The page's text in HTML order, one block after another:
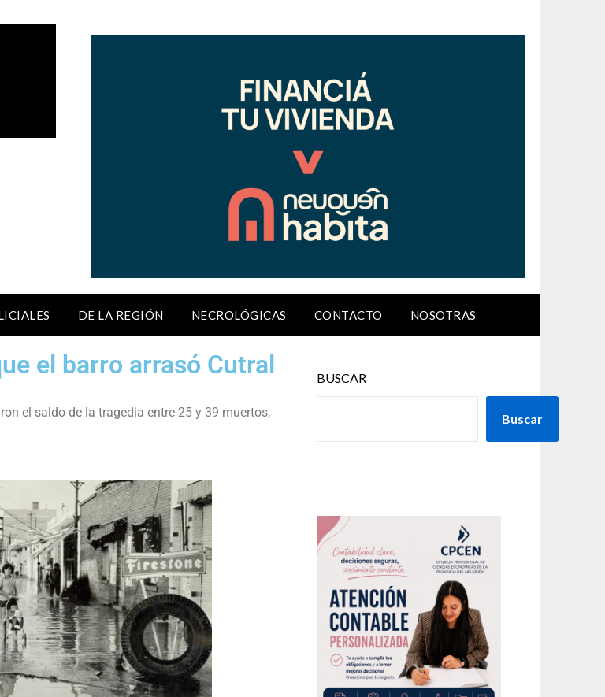
DE LA REGIÓN NECROLÓGICAS CONTACTO NOSOTRAS
el barro arrasó Cutral
el saldo de la tragedia entre 25 y 39 muertos,
BUSCAR
Buscar